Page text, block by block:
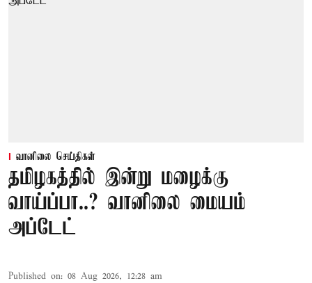
வானிலை செய்திகள்
தமிழகத்தில் இன்று மழைக்கு
வாய்ப்பா..? வானிலை மையம்
அப்டேட்
Published on: 08 Aug 2026, 12:28 am